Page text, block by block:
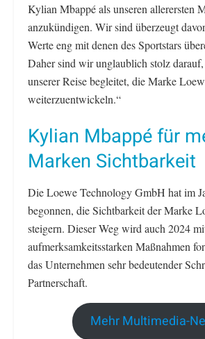
Kylian Mbappé als unseren allerersten
anzukündigen. Wir sind überzeugt
Werte eng mit denen des Sportstars
Daher sind wir unglaublich stolz darauf,
unserer Reise begleitet, die Marke
weiterzuentwickeln.“
Kylian Mbappé für
Marken Sichtbarkeit
Die Loewe Technology GmbH hat im
begonnen, die Sichtbarkeit der Marke
steigern. Dieser Weg wird auch 2024
aufmerksamkeitsstarken Maßnahmen
das Unternehmen sehr bedeutender
Partnerschaft.
Mehr Multimedia-